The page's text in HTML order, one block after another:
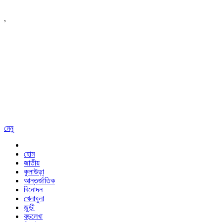
,
মেনু
হোম
জাতীয়
কুলাউড়া
আন্তর্জাতিক
বিনোদন
খেলাধুলা
জুড়ী
বড়লেখা